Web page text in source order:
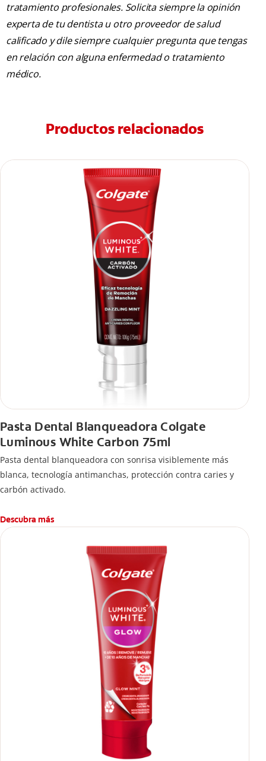
tratamiento profesionales. Solicita siempre la opinión
experta de tu dentista u otro proveedor de salud
calificado y dile siempre cualquier pregunta que tengas
en relación con alguna enfermedad o tratamiento
médico.
Productos relacionados
Pasta Dental Blanqueadora Colgate
Luminous White Carbon 75ml
Pasta dental blanqueadora con sonrisa visiblemente más
blanca, tecnología antimanchas, protección contra caries y
carbón activado.
Descubra más